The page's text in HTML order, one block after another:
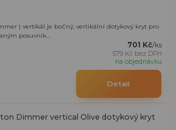
) vertikál je bočný, vertikální dotykový kryt pro
posuvník...
701 Kč/ks
579 Kč bez DPH
na objednávku
Detail
Dimmer vertical Olive dotykový kryt